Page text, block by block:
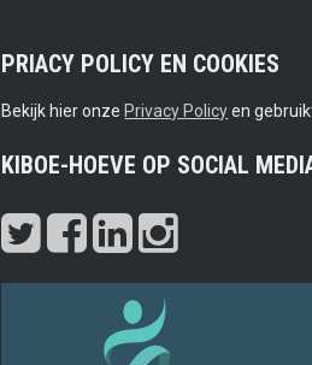
PRIACY POLICY EN COOKIES
Bekijk hier onze Privacy Policyen
KIBOE-HOEVE OP SOCIAL